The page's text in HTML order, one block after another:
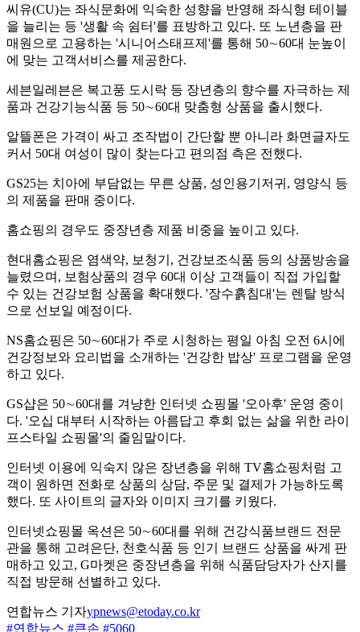
씨유(CU)는 좌식문화에 익숙한 성향을 반영해 좌식형 테이블
을 늘리는 등 '생활 속 쉼터'를 표방하고 있다. 또 노년층을 판
매원으로 고용하는 '시니어스태프제'를 통해 50∼60대 눈높이
에 맞는 고객서비스를 제공한다.
세븐일레븐은 복고풍 도시락 등 장년층의 향수를 자극하는 제
품과 건강기능식품 등 50∼60대 맞춤형 상품을 출시했다.
알뜰폰은 가격이 싸고 조작법이 간단할 뿐 아니라 화면글자도
커서 50대 여성이 많이 찾는다고 편의점 측은 전했다.
GS25는 치아에 부담없는 무른 상품, 성인용기저귀, 영양식 등
의 제품을 판매 중이다.
홈쇼핑의 경우도 중장년층 제품 비중을 높이고 있다.
현대홈쇼핑은 염색약, 보청기, 건강보조식품 등의 상품방송을
늘렸으며, 보험상품의 경우 60대 이상 고객들이 직접 가입할
수 있는 건강보험 상품을 확대했다. '장수흙침대'는 렌탈 방식
으로 선보일 예정이다.
NS홈쇼핑은 50∼60대가 주로 시청하는 평일 아침 오전 6시에
건강정보와 요리법을 소개하는 '건강한 밥상' 프로그램을 운영
하고 있다.
GS샵은 50∼60대를 겨냥한 인터넷 쇼핑몰 '오아후' 운영 중이
다. '오십 대부터 시작하는 아름답고 후회 없는 삶을 위한 라이
프스타일 쇼핑몰'의 줄임말이다.
인터넷 이용에 익숙지 않은 장년층을 위해 TV홈쇼핑처럼 고
객이 원하면 전화로 상품의 상담, 주문 및 결제가 가능하도록
했다. 또 사이트의 글자와 이미지 크기를 키웠다.
인터넷쇼핑몰 옥션은 50∼60대를 위해 건강식품브랜드 전문
관을 통해 고려은단, 천호식품 등 인기 브랜드 상품을 싸게 판
매하고 있고, G마켓은 중장년층을 위해 식품담당자가 산지를
직접 방문해 선별하고 있다.
연합뉴스 기자ypnews@etoday.co.kr
#연합뉴스 #큰손 #5060